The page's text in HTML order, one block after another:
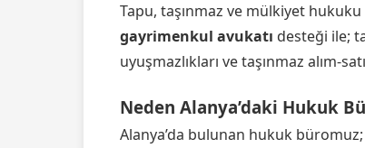
Tapu, taşınmaz ve mülkiyet
gayrimenkul avukatı desteği ile;
uyuşmazlıkları ve taşınmaz alım-
Neden Alanya’daki Hukuk
Alanya’da bulunan hukuk büromuz;